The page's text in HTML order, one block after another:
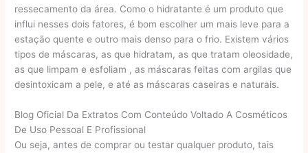
ressecamento da área. Como o hidratante é um produto que
influi nesses dois fatores, é bom escolher um mais leve para a
estação quente e outro mais denso para o frio. Existem vários
tipos de máscaras, as que hidratam, as que tratam oleosidade,
as que limpam e esfoliam , as máscaras feitas com argilas que
desintoxicam a pele, e até as máscaras caseiras e naturais.
Blog Oficial Da Extratos Com Conteúdo Voltado A Cosméticos
De Uso Pessoal E Profissional
Ou seja, antes de comprar ou testar qualquer produto, tais